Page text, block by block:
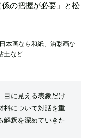
の把握が必要」と松
本画なら和紙、油彩画な
土など
目に見える表象だけ
料について対話を重
解釈を深めていきた